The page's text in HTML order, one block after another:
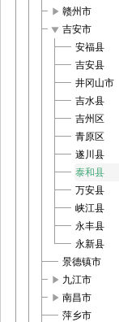
play_arrow 赣州市
play_arrow 吉安市
安福县
吉安县
井冈山市
吉水县
吉州区
青原区
遂川县
泰和县
万安县
峡江县
永丰县
永新县
景德镇市
play_arrow 九江市
play_arrow 南昌市
萍乡市